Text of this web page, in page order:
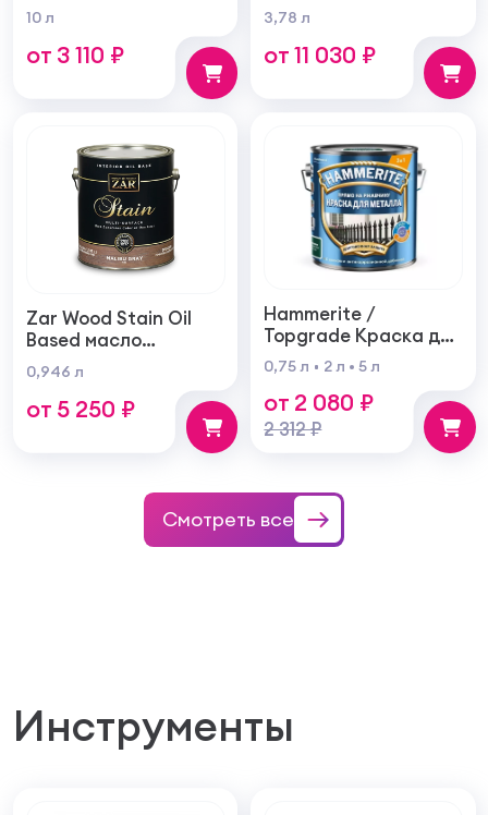
проникновения для
внутренних и
наружных работ
10 л
от 3 110 ₽
фасадная
самогрунтующаяся
суперукрывистая
3,78 л
от 11 030 ₽
Zar Wood Stain Oil
Based масло
тонирующая по
дереву
0,946 л
от 5 250 ₽
Hammerite /
Topgrade Краска для
металла с
молотковым
эффектом
0,75 л 2 л 5 л
от 2 080 ₽
2 312 ₽
Смотреть все
Инструменты